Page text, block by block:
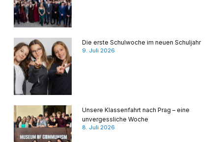
Die erste Schulwoche im neuen Schuljahr
9. Juli 2026
Unsere Klassenfahrt nach Prag – eine
unvergessliche Woche
8. Juli 2026